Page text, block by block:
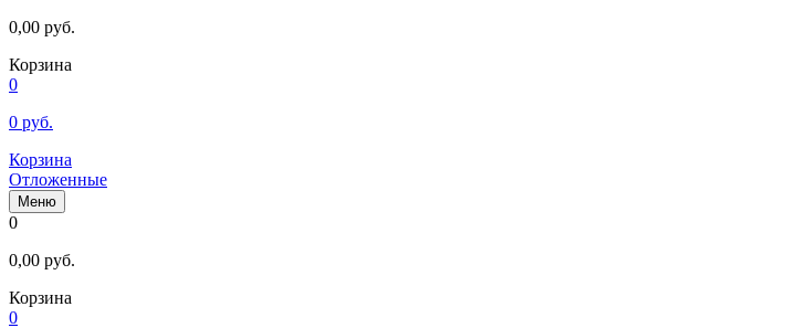
0,00 руб.
Корзина
0
0 руб.
Корзина
Отложенные
Меню
0
0,00 руб.
Корзина
0